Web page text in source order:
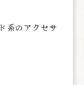
系のアクセサ